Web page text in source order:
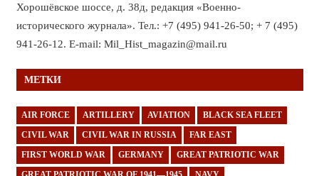
Хорошёвское шоссе, д. 38д, редакция «Военно-
исторического журнала». Тел.: +7 (495) 941-26-50; + 7 (495)
941-26-12. E-mail: Mil_Hist_magazin@mail.ru
МЕТКИ
AIR FORCE ARTILLERY AVIATION BLACK SEA FLEET
CIVIL WAR CIVIL WAR IN RUSSIA FAR EAST
FIRST WORLD WAR GERMANY GREAT PATRIOTIC WAR